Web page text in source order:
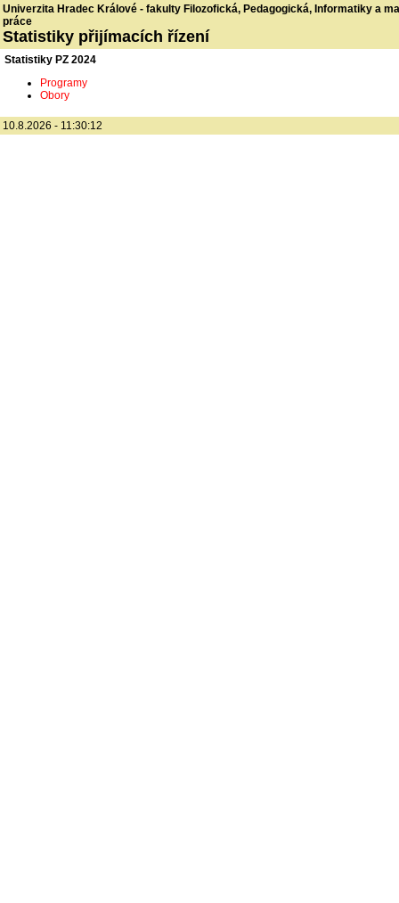
Univerzita Hradec Králové - fakulty Filozofická, Pedagogická, Informatiky a
práce
Statistiky přijímacích řízení
Statistiky PZ 2024
Programy
Obory
10.8.2026 - 11:30:12